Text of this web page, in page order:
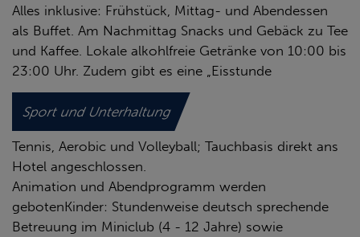
Alles inklusive: Frühstück, Mittag- und Abendessen
als Buffet. Am Nachmittag Snacks und Gebäck zu Tee
und Kaffee. Lokale alkohlfreie Getränke von 10:00 bis
23:00 Uhr. Zudem gibt es eine „Eisstunde
Sport und Unterhaltung
Tennis, Aerobic und Volleyball; Tauchbasis direkt ans
Hotel angeschlossen.
Animation und Abendprogramm werden
gebotenKinder: Stundenweise deutsch sprechende
Betreuung im Miniclub (4 - 12 Jahre) sowie